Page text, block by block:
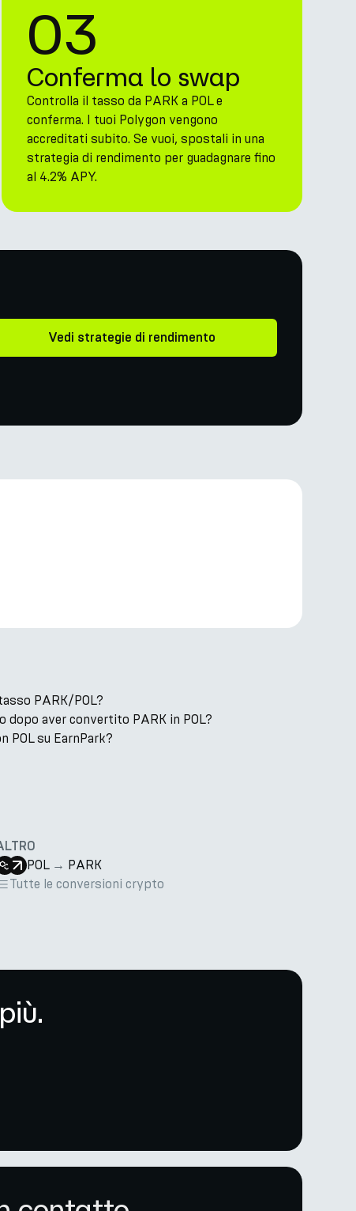
03
Conferma lo swap
Controlla il tasso da PARK a POL e
conferma. I tuoi Polygon vengono
accreditati subito. Se vuoi, spostali in una
strategia di rendimento per guadagnare fino
al 4.2% APY.
Vedi strategie di rendimento
PARK/POL?
dopo aver convertito PARK in POL?
POL su EarnPark?
POL → PARK
Tutte le conversioni crypto